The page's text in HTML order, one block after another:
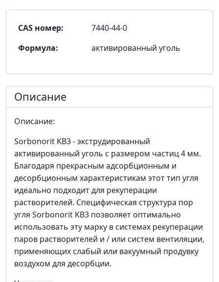
CAS номер:
7440-44-0
Формула:
активированный уголь
Описание
Описание:
Sorbonorit KB3 - экструдированный
активированный уголь c размером частиц 4 мм.
Благодаря прекрасным адсорбционным и
десорбционным характеристикам этот тип угля
идеально подходит для рекуперации
растворителей. Специфическая структура пор
угля Sorbonorit KB3 позволяет оптимально
использовать эту марку в системах рекуперации
паров растворителей и / или систем вентиляции,
применяющих слабый или вакуумный продувку
воздухом для десорбции.